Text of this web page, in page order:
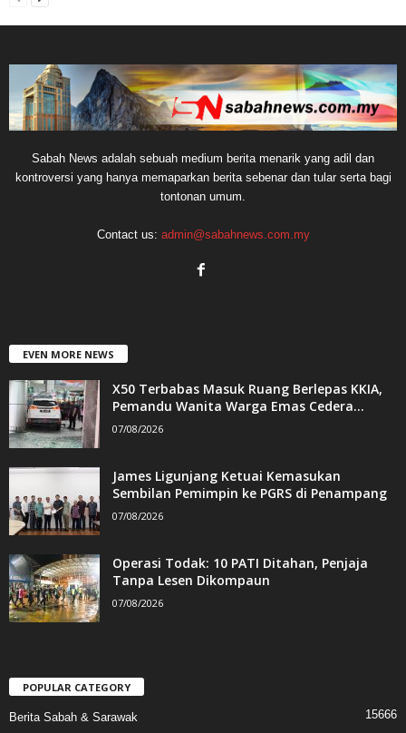
Sabah News adalah sebuah medium berita menarik yang adil dan
kontroversi yang hanya memaparkan berita sebenar dan tular serta bagi
tontonan umum.
Contact us: admin@sabahnews.com.my
EVEN MORE NEWS
X50 Terbabas Masuk Ruang Berlepas KKIA,
Pemandu Wanita Warga Emas Cedera...
07/08/2026
James Ligunjang Ketuai Kemasukan
Sembilan Pemimpin ke PGRS di Penampang
07/08/2026
Operasi Todak: 10 PATI Ditahan, Penjaja
Tanpa Lesen Dikompaun
07/08/2026
POPULAR CATEGORY
Berita Sabah & Sarawak 15666